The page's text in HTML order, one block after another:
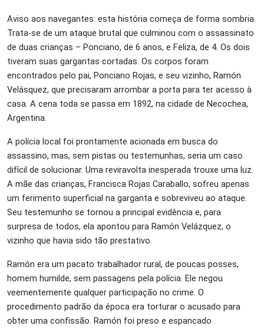
Aviso aos navegantes: esta história começa de forma sombria.
Trata-se de um ataque brutal que culminou com o assassinato
de duas crianças – Ponciano, de 6 anos, e Feliza, de 4. Os dois
tiveram suas gargantas cortadas. Os corpos foram
encontrados pelo pai, Ponciano Rojas, e seu vizinho, Ramón
Velásquez, que precisaram arrombar a porta para ter acesso à
casa. A cena toda se passa em 1892, na cidade de Necochea,
Argentina.
A polícia local foi prontamente acionada em busca do
assassino, mas, sem pistas ou testemunhas, seria um caso
difícil de solucionar. Uma reviravolta inesperada trouxe uma luz.
A mãe das crianças, Francisca Rojas Caraballo, sofreu apenas
um ferimento superficial na garganta e sobreviveu ao ataque.
Seu testemunho se tornou a principal evidência e, para
surpresa de todos, ela apontou para Ramón Velázquez, o
vizinho que havia sido tão prestativo.
Ramón era um pacato trabalhador rural, de poucas posses,
homem humilde, sem passagens pela polícia. Ele negou
veementemente qualquer participação no crime. O
procedimento padrão da época era torturar o acusado para
obter uma confissão. Ramón foi preso e espancado